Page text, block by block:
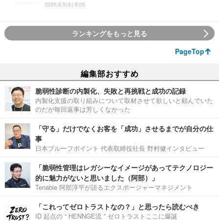
2026.8.5(水) 8:05
ランキングをもっと見る
PageTop
編集部おすすめ
脆弱性診断の内製化、失敗と再挑戦と成功の記録
内製化支援の取り組みについて取材させて欲しいと頼んでいた
のだが毎回返事は芳しくなかった
「守る」だけでなくお客を「成功」させるまでが自分の仕
事
日本プルーフポイント 代表取締役社長 野村健インタビュー
「脆弱性管理はレガシーなイメージがあってテクノロジー
的に魅力がないと思いました（阿部）」
Tenable 阿部淳平が語るエクスポージャーマネジメント
「これってゼロトラストなの？」と思ったら読むべき
ID 起点の “ HENNGE流 ” ゼロトラストここに爆誕